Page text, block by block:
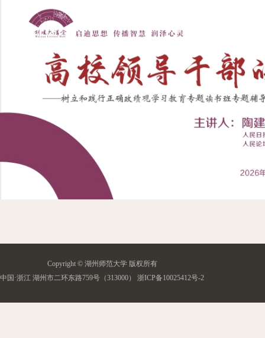
Copyright © 湖州师范大学 版权所有
中国·浙江 湖州市二环东路759号（313000） 浙ICP备10025412号-2